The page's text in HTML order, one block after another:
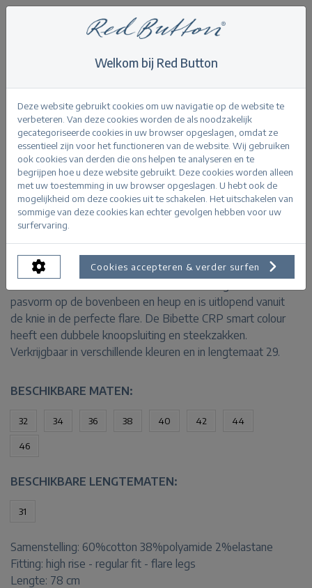
Trousers > Bibette CRP smart colour L31
Terug
Bibette CRP smart colour navy
PRODUCTINFORMATIE
De Bibette CRP smart colour is een flare broek van een
pasvorm op de bovenbeen en heup en is uitlopend vanuit
de knie in de perfecte flare. De Bibette CRP smart colour
heeft een dubbele knoopsluiting en steekzakken.
Verkrijgbaar in verschillende kleuren en in lengtemaat 29.
BESCHIKBARE MATEN:
32 34 36 38 40 42 44
46
BESCHIKBARE LENGTEMATEN:
31
Samenstelling: 60%cotton 38%polyamide 2%elastane
Fitting: high rise - regular fit - flare legs
Lengte: 78 cm
Welkom bij Red Button
Deze website gebruikt cookies om uw navigatie op de website te
verbeteren. Van deze cookies worden de als noodzakelijk
gecategoriseerde cookies in uw browser opgeslagen, omdat ze
essentieel zijn voor het functioneren van de website. Wij gebruiken
ook cookies van derden die ons helpen te analyseren en te
begrijpen hoe u deze website gebruikt. Deze cookies worden alleen
met uw toestemming in uw browser opgeslagen. U hebt ook de
mogelijkheid om deze cookies uit te schakelen. Het uitschakelen van
sommige van deze cookies kan echter gevolgen hebben voor uw
surfervaring.
Cookies accepteren & verder surfen